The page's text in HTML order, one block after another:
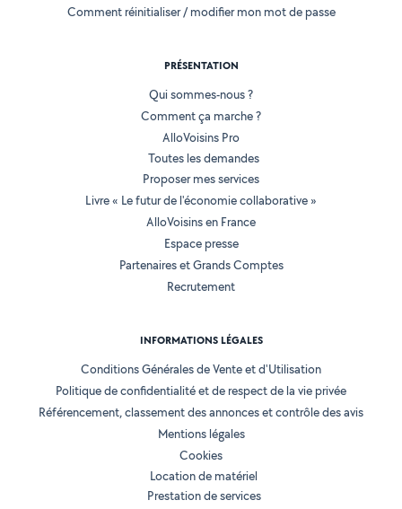
Comment réinitialiser / modifier mon mot de passe
PRÉSENTATION
Qui sommes-nous ?
Comment ça marche ?
AlloVoisins Pro
Toutes les demandes
Proposer mes services
Livre « Le futur de l'économie collaborative »
AlloVoisins en France
Espace presse
Partenaires et Grands Comptes
Recrutement
INFORMATIONS LÉGALES
Conditions Générales de Vente et d'Utilisation
Politique de confidentialité et de respect de la vie privée
Référencement, classement des annonces et contrôle des avis
Mentions légales
Cookies
Location de matériel
Prestation de services